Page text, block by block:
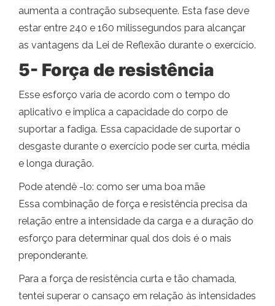
aumenta a contração subsequente. Esta fase deve
estar entre 240 e 160 milissegundos para alcançar
as vantagens da Lei de Reflexão durante o exercício.
5- Força de resistência
Esse esforço varia de acordo com o tempo do
aplicativo e implica a capacidade do corpo de
suportar a fadiga. Essa capacidade de suportar o
desgaste durante o exercício pode ser curta, média
e longa duração.
Pode atendê -lo: como ser uma boa mãe
Essa combinação de força e resistência precisa da
relação entre a intensidade da carga e a duração do
esforço para determinar qual dos dois é o mais
preponderante.
Para a força de resistência curta e tão chamada,
tentei superar o cansaço em relação às intensidades